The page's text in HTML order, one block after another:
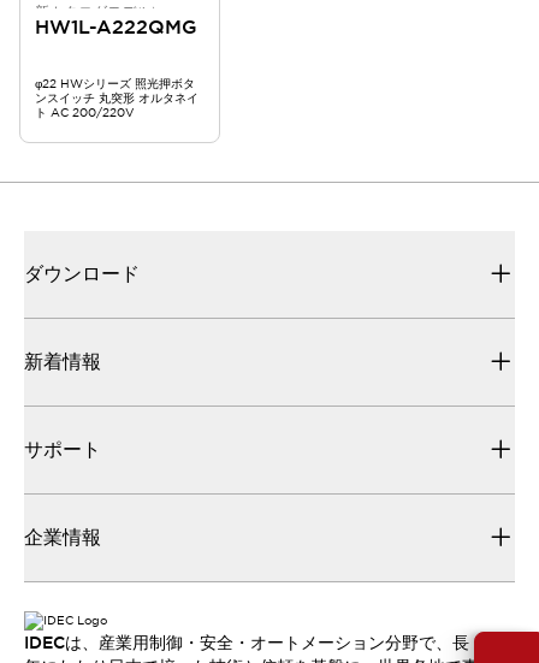
新カタログモデル）
HW1L-A222QMG
φ22 HWシリーズ 照光押ボタ
ンスイッチ 丸突形 オルタネイ
ト AC 200/220V
ダウンロード
新着情報
サポート
企業情報
IDECは、産業用制御・安全・オートメーション分野で、長